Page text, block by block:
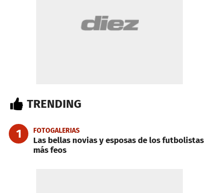
TRENDING
1 FOTOGALERIAS
Las bellas novias y esposas de los futbolistas
más feos